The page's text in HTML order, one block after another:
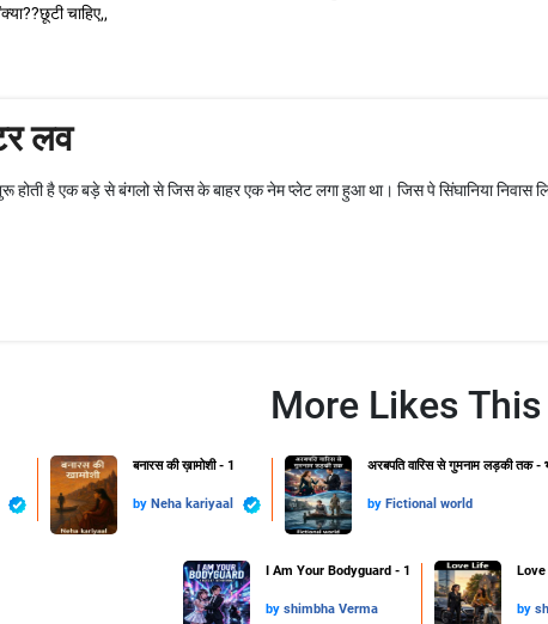
चाहिए,,
लव
होती है एक बड़े से बंगलो से जिस के बाहर एक नेम प्लेट लगा हुआ था। जिस पे सिंघानिया निवास
More Likes This
बनारस की ख़ामोशी - 1
by Neha kariyaal
अरबपति वारिस से गुमनाम लड़की तक -
by Fictional world
I Am Your Bodyguard - 1
by shimbha Verma by